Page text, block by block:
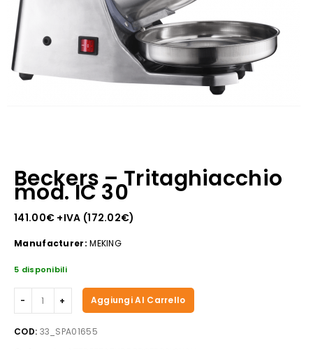
Beckers – Tritaghiacchio
mod. IC 30
141.00€ +IVA (172.02€)
Manufacturer: MEKING
5 disponibili
Beckers
-
Tritaghiacchio
Aggiungi Al Carrello
COD: 33_SPA01655